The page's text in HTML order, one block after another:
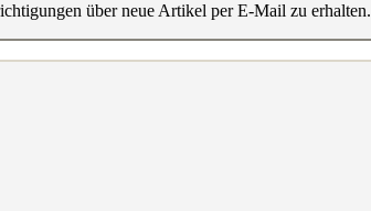
über neue Artikel per E-Mail zu erhalten.